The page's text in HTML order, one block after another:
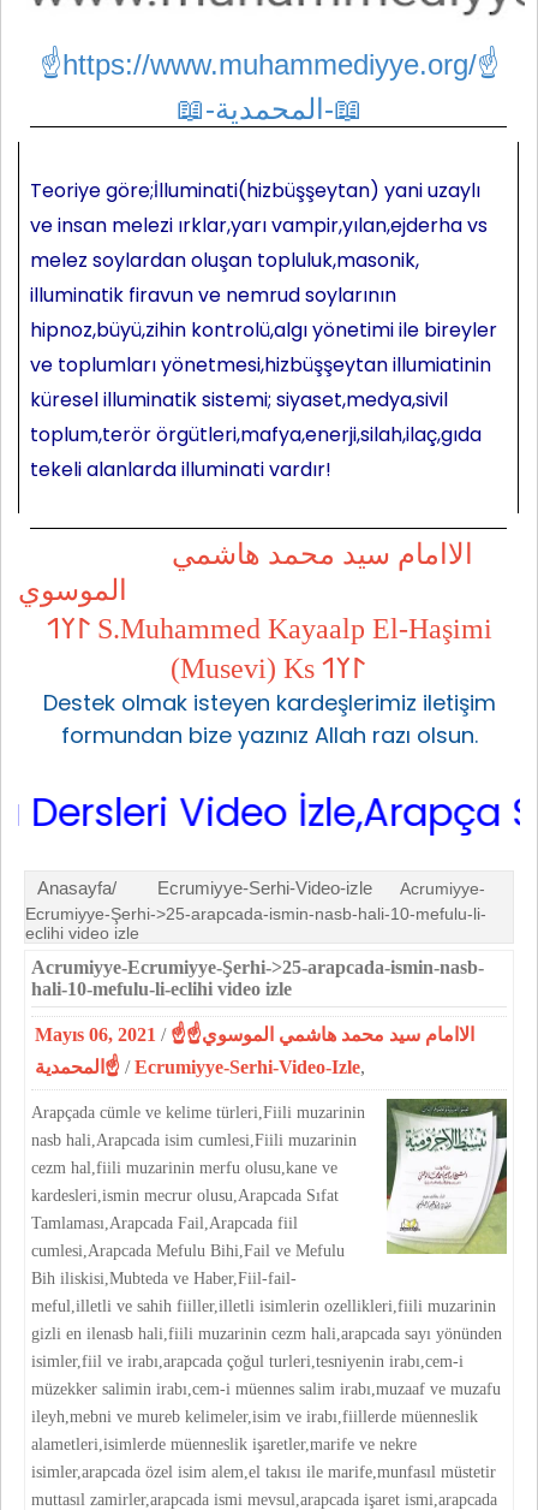
☝https://www.muhammediyye.org/☝
📖-المحمدية-📖
Teoriye göre;İlluminati(hizbüşşeytan) yani uzaylı
ve insan melezi ırklar,yarı vampir,yılan,ejderha vs
melez soylardan oluşan topluluk,masonik,
illuminatik firavun ve nemrud soylarının
hipnoz,büyü,zihin kontrolü,algı yönetimi ile bireyler
ve toplumları yönetmesi,hizbüşşeytan illumiatinin
küresel illuminatik sistemi; siyaset,medya,sivil
toplum,terör örgütleri,mafya,enerji,silah,ilaç,gıda
tekeli alanlarda illuminati vardır!
الاامام سيد محمد هاشمي
الموسوي
𐰃𐰠𐰯 S.Muhammed Kayaalp El-Haşimi
(Musevi) Ks 𐰃𐰠𐰯
Destek olmak isteyen kardeşlerimiz iletişim
formundan bize yazınız Allah razı olsun.
Video İzle,Arapça
Anasayfa/ Ecrumiyye-Serhi-Video-izle
Acrumiyye-
Ecrumiyye-Şerhi->25-arapcada-ismin-nasb-hali-10-mefulu-li-
eclihi video izle
Acrumiyye-Ecrumiyye-Şerhi->25-arapcada-ismin-nasb-
hali-10-mefulu-li-eclihi video izle
Mayıs 06, 2021 / ☝الاامام سيد محمد هاشمي الموسوي☝
المحمدية☝ /Ecrumiyye-Serhi-Video-Izle,
Arapçada cümle ve kelime türleri,Fiili muzarinin
nasb hali,Arapcada isim cumlesi,Fiili muzarinin
cezm hal,fiili muzarinin merfu olusu,kane ve
kardesleri,ismin mecrur olusu,Arapcada Sıfat
Tamlaması,Arapcada Fail,Arapcada fiil
cumlesi,Arapcada Mefulu Bihi,Fail ve Mefulu
Bih iliskisi,Mubteda ve Haber,Fiil-fail-
meful,illetli ve sahih fiiller,illetli isimlerin ozellikleri,fiili muzarinin
gizli en ilenasb hali,fiili muzarinin cezm hali,arapcada sayı yönünden
isimler,fiil ve irabı,arapcada çoğul turleri,tesniyenin irabı,cem-i
müzekker salimin irabı,cem-i müennes salim irabı,muzaaf ve muzafu
ileyh,mebni ve mureb kelimeler,isim ve irabı,fiillerde müenneslik
alametleri,isimlerde müenneslik işaretler,marife ve nekre
isimler,arapcada özel isim alem,el takısı ile marife,munfasıl müstetir
muttasıl zamirler,arapcada ismi mevsul,arapcada işaret ismi,arapcada